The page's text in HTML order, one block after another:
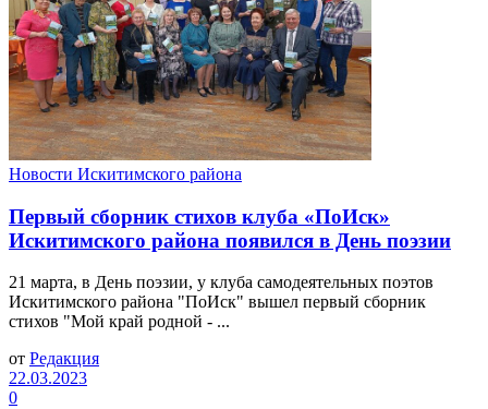
Новости Искитимского района
Первый сборник стихов клуба «ПоИск»
Искитимского района появился в День поэзии
21 марта, в День поэзии, у клуба самодеятельных поэтов
Искитимского района "ПоИск" вышел первый сборник
стихов "Мой край родной - ...
от Редакция
22.03.2023
0